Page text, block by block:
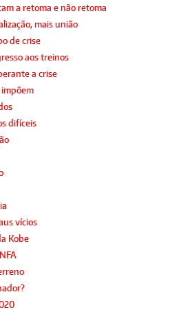
a retoma e não retoma
mais união
de crise
aos treinos
a crise
difíceis
vícios
Kobe